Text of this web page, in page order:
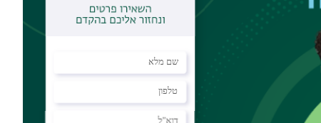
בעולם החי.
הרב-תחומי לחקר המוחע"ש גונדה, יחד
יוליך ומאוניברסיטת אאכן, יחקרו דפוסים
שואפת לענות על אחת השאלות הקריטיות